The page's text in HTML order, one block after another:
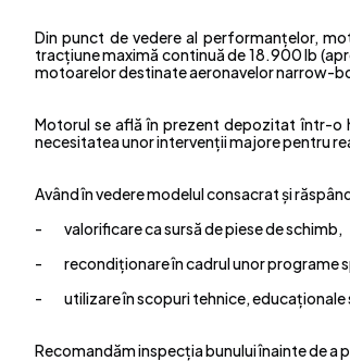
Din punct de vedere al performanțelor,
tracțiune maximă continuă de 18.900 lb
motoarelor destinate aeronavelor narrow-
Motorul se află în prezent depozitat într-o
necesitatea unor intervenții majore pentru
Având în vedere modelul consacrat și
- valorificare ca sursă de piese de schimb,
- recondiționare în cadrul unor programe
- utilizare în scopuri tehnice, educaționale
Recomandăm inspecția bunului înainte de a